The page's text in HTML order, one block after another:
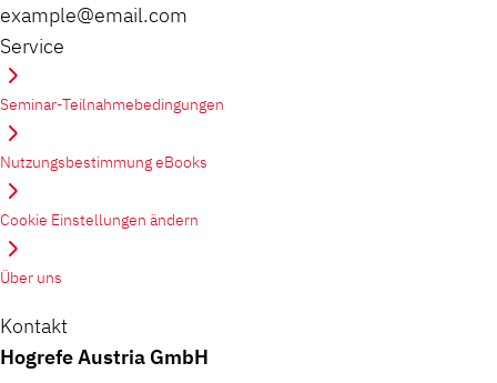
example@email.com
Service
Seminar-Teilnahmebedingungen
Nutzungsbestimmung eBooks
Cookie Einstellungen ändern
Über uns
Kontakt
Hogrefe Austria GmbH